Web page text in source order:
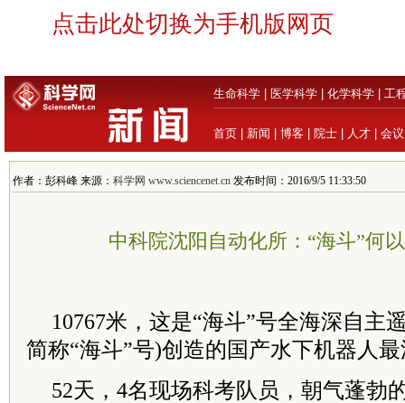
点击此处切换为手机版网页
生命科学 医学科学 化学科学 工
首页 新闻 博客 院士 人才 会议
作者：彭科峰 来源： 科学网 www.sciencenet.cn 发布时间：2016/9/5 11:33:50
中科院沈阳自动化所：“海斗”何
10767米，这是“海斗”号全海深自主
简称“海斗”号)创造的国产水下机器人
52天，4名现场科考队员，朝气蓬勃